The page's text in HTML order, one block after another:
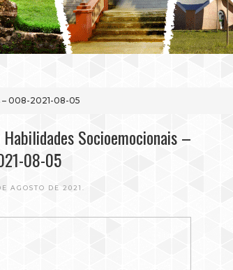
– 008-2021-08-05
Socioemocionais –
08-05
AGOSTO DE 2021.